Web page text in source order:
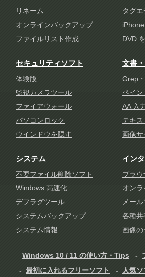
リネーム
オンラインバックアップ
ファイルリスト作成
タグエ
DVD
セキュリティソフト
体験版
監視カメラツール
ファイアウォール
パソコンロック
ウインドウを隠す
文書
Grep
ペイン
AA 入
テキス
画像サ
システム
不要ファイル削除ソフト
Windows 高速化
デフラグツール
システムバックアップ
システム情報
イン
ブラウ
オンラ
メール
各種共
画像の
Windows 10 / 11 の使い方・Tips
最初に入れるフリーソフト
人気ソ